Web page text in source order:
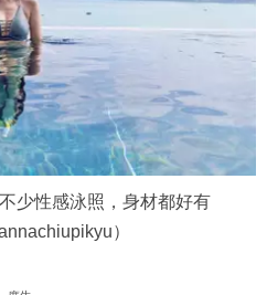
少性感泳照，身材都好有
）